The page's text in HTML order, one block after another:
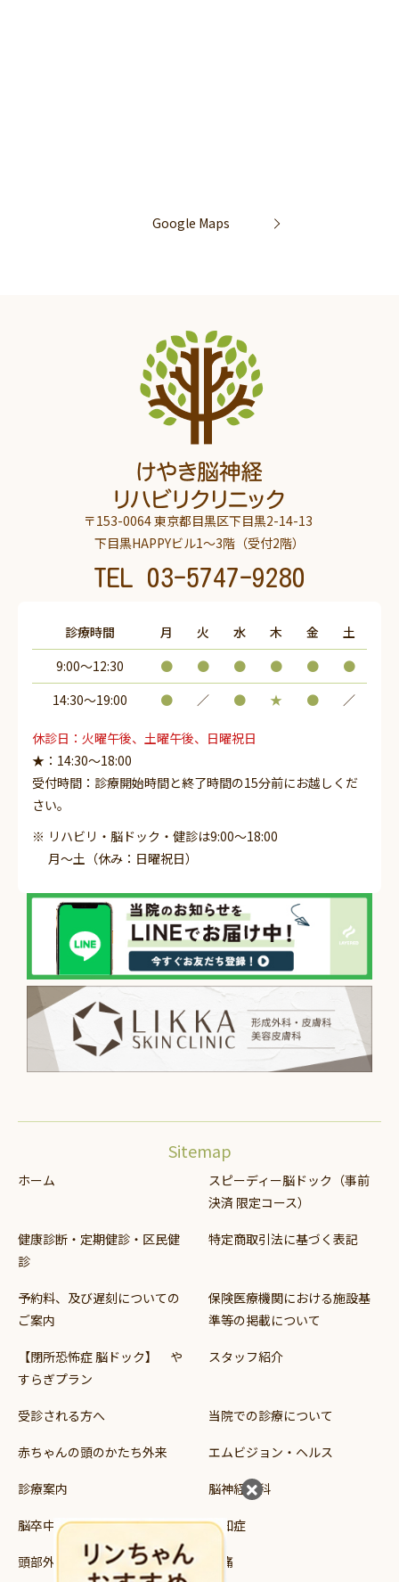
Google Maps
〒153-0064 東京都目黒区下目黒2-14-13
下目黒HAPPYビル1～3階（受付2階）
TEL 03-5747-9280
診療時間 月 火 水 木 金
土
9:00～12:30
● ● ● ● ●
●
14:30〜19:00
● ／ ● ★ ● ／
休診日：火曜午後、土曜午後、日曜祝日
★：14:30～18:00
受付時間：診療開始時間と終了時間の15分前にお越しくだ
さい。
リハビリ・脳ドック・健診は9:00～18:00
月～土（休み：日曜祝日）
Sitemap
ホーム
スピーディー脳ドック（事前
決済 限定コース）
健康診断・定期健診・区民健
診
特定商取引法に基づく表記
予約料、及び遅刻についての
ご案内
保険医療機関における施設基
準等の掲載について
【閉所恐怖症 脳ドック】 や
すらぎプラン
スタッフ紹介
受診される方へ 当院での診療について
赤ちゃんの頭のかたち外来 エムビジョン・ヘルス
診療案内 脳神経外科
脳卒中 認知症
頭部外傷 頭痛